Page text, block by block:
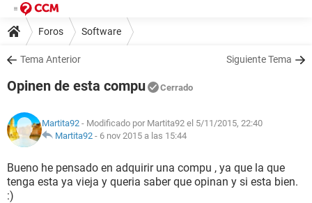
Foros Software
Tema Anterior Siguiente Tema
Opinen de esta compu Cerrado
Martita92 - Modificado por Martita92 el 5/11/2015, 22:40
Martita92 - 6 nov 2015 a las 15:44
Bueno he pensado en adquirir una compu , ya que la que
tenga esta ya vieja y queria saber que opinan y si esta bien.
:)